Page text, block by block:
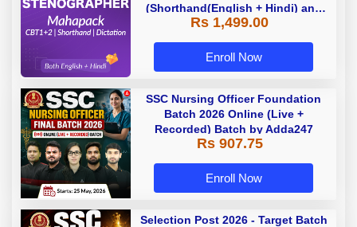
(Shorthand(English + Hindi) and
Dictation) | By Adda247
Rs 1,499.00
Enroll Now
SSC Nursing Officer Foundation
Batch 2026 Online (Live +
Recorded) Batch by Adda247
Rs 907.75
Enroll Now
Selection Post 2026 - Target Batch